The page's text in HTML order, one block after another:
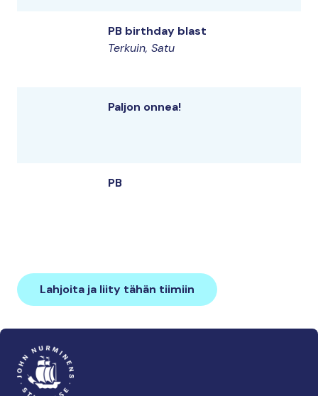
PB birthday blast
Terkuin, Satu
Paljon onnea!
PB
Lahjoita ja liity tähän tiimiin